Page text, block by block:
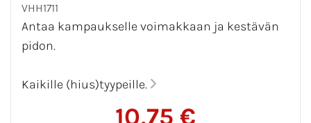
VHH1711
Antaa kampaukselle voimakkaan ja kestävän
pidon.
Kaikille (hius)tyypeille.
10,75 €